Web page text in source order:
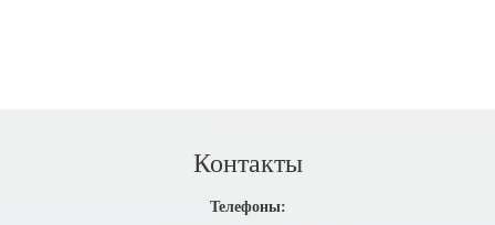
Контакты
Телефоны: